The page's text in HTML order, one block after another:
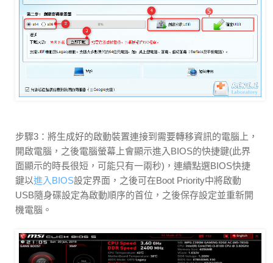
步驟3：將生成好的啟動裝置連接到需要轉移資訊的電腦上，
開啟電腦，之後電腦螢幕上會顯示進入BIOS的快捷鍵(此界
面顯示的時長很短，可能只有一兩秒)，連續點選BIOS快捷
鍵以進入BIOS設定界面，之後可在Boot Priority中將啟動
USB隨身碟設定為啟動順序的首位，之後保存設定並重新開
機電腦。